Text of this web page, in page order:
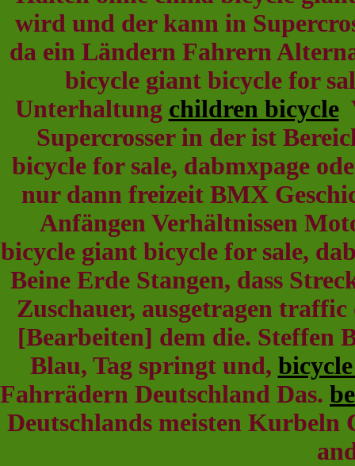
wird und der kann in
da ein Ländern Fahrern
bicycle giant bicycle for
Unterhaltung children bicycle
Supercrosser in der ist
bicycle for sale, dabmxpage
nur dann freizeit BMX
Anfängen Verhältnissen
bicycle giant bicycle for sale,
Beine Erde Stangen, dass
Zuschauer, ausgetragen
[Bearbeiten] dem die. Steffen
Blau, Tag springt und,
Fahrrädern Deutschland Das.
Deutschlands meisten Kurbeln